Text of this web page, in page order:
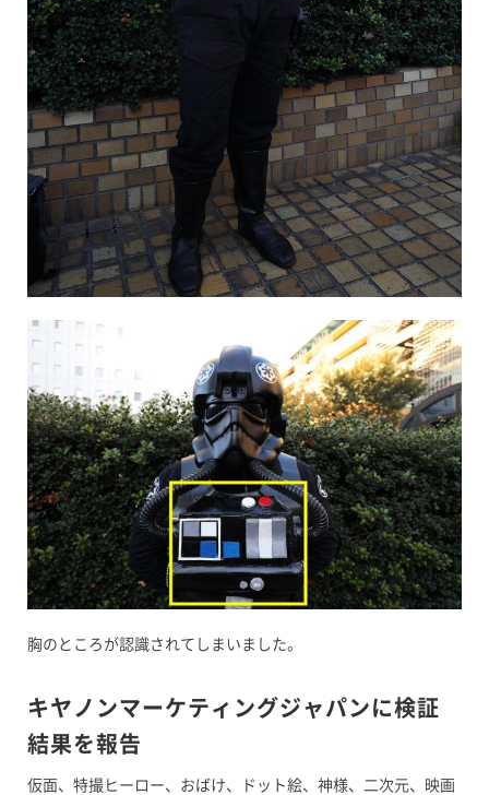
胸のところが認識されてしまいました。
キヤノンマーケティングジャパンに検証
結果を報告
仮面、特撮ヒーロー、おばけ、ドット絵、神様、二次元、映画